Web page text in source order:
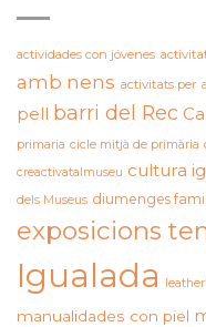
actividades con jóvenes
amb nens activitats per
pell barri del Rec
primaria cicle mitjà de primària
creactivatalmuseu cultura
dels Museus diumenges
exposicions
Igualada leather
manualidades con piel